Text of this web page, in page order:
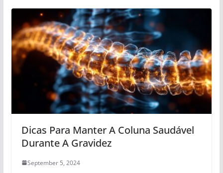
Dicas Para Manter A Coluna Saudável
Durante A Gravidez
September 5, 2024